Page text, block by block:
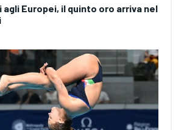
agli Europei, il quinto oro arriva nel